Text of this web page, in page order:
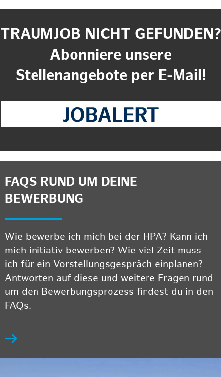
TRAUMJOB NICHT GEFUNDEN?
Abonniere unsere
Stellenangebote per E-Mail!
FAQS RUND UM DEINE
BEWERBUNG
Wie bewerbe ich mich bei der HPA? Kann ich
mich initiativ bewerben? Wie viel Zeit muss
ich für ein Vorstellungsgespräch einplanen?
Antworten auf diese und weitere Fragen rund
um den Bewerbungsprozess findest du in den
FAQs.